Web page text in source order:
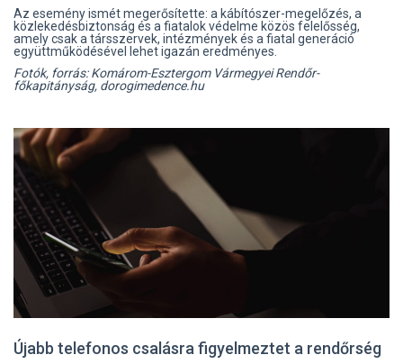
Az esemény ismét megerősítette: a kábítószer-megelőzés, a
közlekedésbiztonság és a fiatalok védelme közös felelősség,
amely csak a társszervek, intézmények és a fiatal generáció
együttműködésével lehet igazán eredményes.
Fotók, forrás: Komárom-Esztergom Vármegyei Rendőr-
főkapitányság, dorogimedence.hu
Újabb telefonos csalásra figyelmeztet a rendőrség